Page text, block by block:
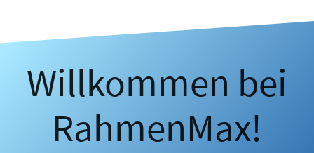
Willkommen bei
RahmenMax!